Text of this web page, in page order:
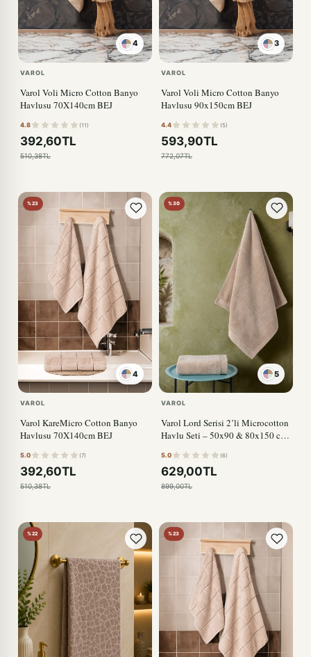
4
VAROL
Varol Voli Micro Cotton Banyo
Havlusu 70X140cm BEJ
4.8 (11)
392,60TL
510,38TL
3
VAROL
Varol Voli Micro Cotton Banyo
Havlusu 90x150cm BEJ
4.4 (5)
593,90TL
772,07TL
%23
4
SOMON
VAROL
Varol KareMicro Cotton Banyo
Havlusu 70X140cm BEJ
5.0 (7)
392,60TL
510,38TL
%30
5
VAROL
Varol Lord Serisi 2’li Microcotton
Havlu Seti – 50x90 & 80x150 cm,
5.0 (6)
629,00TL
899,00TL
%22 %23